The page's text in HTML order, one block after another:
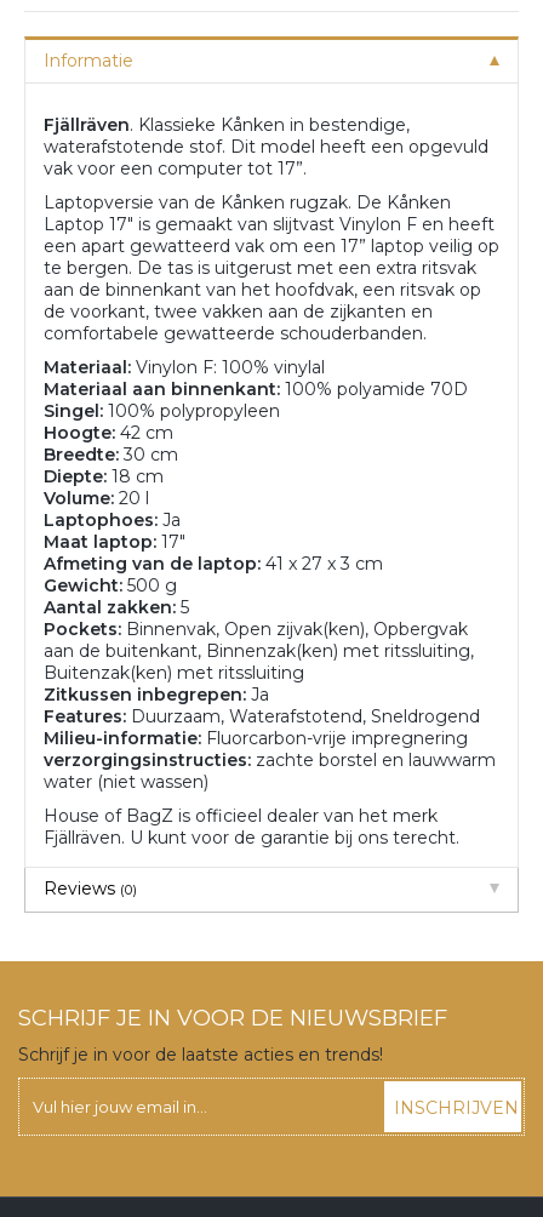
Informatie
Fjällräven. Klassieke Kånken in bestendige,
waterafstotende stof. Dit model heeft een opgevuld
vak voor een computer tot 17”.
Laptopversie van de Kånken rugzak. De Kånken
Laptop 17" is gemaakt van slijtvast Vinylon F en heeft
een apart gewatteerd vak om een 17” laptop veilig op
te bergen. De tas is uitgerust met een extra ritsvak
aan de binnenkant van het hoofdvak, een ritsvak op
de voorkant, twee vakken aan de zijkanten en
comfortabele gewatteerde schouderbanden.
Materiaal: Vinylon F: 100% vinylal
Materiaal aan binnenkant: 100% polyamide 70D
Singel: 100% polypropyleen
Hoogte: 42 cm
Breedte:30 cm
Diepte: 18 cm
Volume: 20 l
Laptophoes: Ja
Maat laptop: 17"
Afmeting van de laptop: 41 x 27 x 3 cm
Gewicht: 500 g
Aantal zakken: 5
Pockets: Binnenvak, Open zijvak(ken), Opbergvak
aan de buitenkant, Binnenzak(ken) met ritssluiting,
Buitenzak(ken) met ritssluiting
Zitkussen inbegrepen: Ja
Features: Duurzaam, Waterafstotend, Sneldrogend
Milieu-informatie: Fluorcarbon-vrije impregnering
verzorgingsinstructies: zachte borstel en lauwwarm
water (niet wassen)
House of BagZ is officieel dealer van het merk
Fjällräven. U kunt voor de garantie bij ons terecht.
Reviews (0)
SCHRIJF JE IN VOOR DE NIEUWSBRIEF
Schrijf je in voor de laatste acties en trends!
INSCHRIJVEN